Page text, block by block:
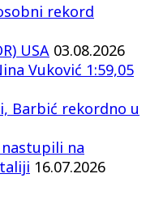
rekord
USA 03.08.2026
Vuković 1:59,05
Barbić rekordno u
nastupili na
16.07.2026